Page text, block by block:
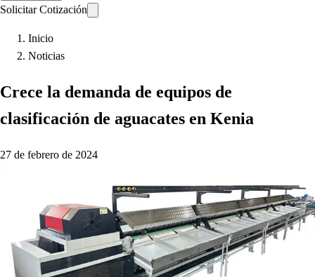
Solicitar Cotización
Inicio
Noticias
Crece la demanda de equipos de
clasificación de aguacates en Kenia
27 de febrero de 2024